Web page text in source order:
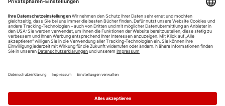
BarrierefreiheitserklärungCookie-Einstellungen
*
Die mit Sternchen (*) gekennzeichneten Links sind Affiliate-Links.
Wenn Sie auf einen solchen Link klicken und auf der Zielseite etwas
kaufen, bekommen wir vom betreffenden Anbieter oder Online-Shop
Kauf oder Preis.
Mehrwertsteuer.
Versand innerhalb Deutschlands versandkostenfrei ab 9,00 €